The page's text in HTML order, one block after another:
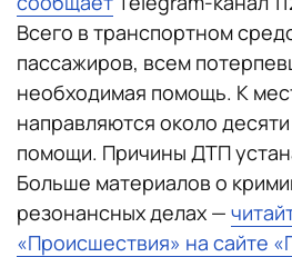
Всего в транспортном
пассажиров, всем
необходимая помощь. К
направляются около
помощи. Причины ДТП
Больше материалов о
резонансных делах —
«Происшествия» на сайте